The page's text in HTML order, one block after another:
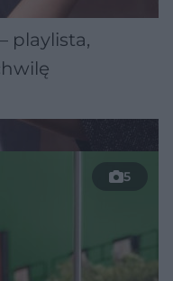
playlista,
5